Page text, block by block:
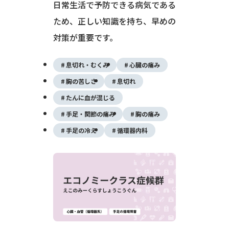
日常生活で予防できる病気である
ため、正しい知識を持ち、早めの
対策が重要です。
息切れ・むくみ
心臓の痛み
胸の苦しさ
息切れ
たんに血が混じる
手足・関節の痛み
胸の痛み
手足の冷え
循環器内科